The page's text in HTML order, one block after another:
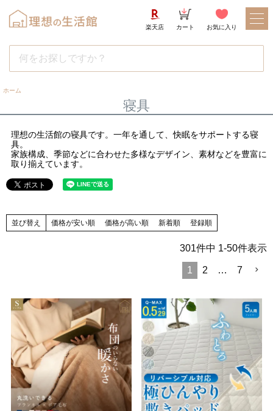
楽天店 カート お気に入り
ホーム
寝具
理想の生活館の寝具です。一年を通して、快眠をサポートする寝
具。
家族構成、季節などに合わせた多様なデザイン、素材などを豊富に
取り揃えています。
並び替え 価格が安い順 価格が高い順 新着順 登録順
301件中 1-50件表示
1 2 … 7